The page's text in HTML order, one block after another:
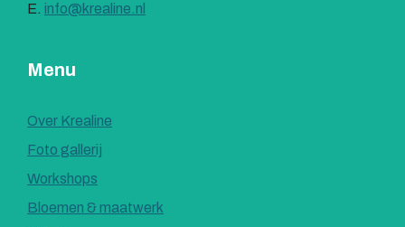
E. info@krealine.nl
Menu
Over Krealine
Foto gallerij
Workshops
Bloemen & maatwerk